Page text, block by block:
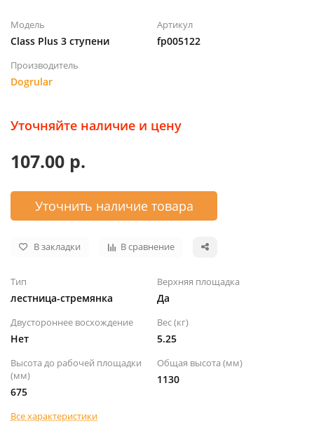
Модель
Class Plus 3 ступени
Артикул
fp005122
Производитель
Dogrular
Уточняйте наличие и цену
107.00 р.
Уточнить наличие товара
В закладки В сравнение
Тип
лестница-стремянка
Верхняя площадка
Да
Двустороннее восхождение
Нет
Вес (кг)
5.25
Высота до рабочей площадки
(мм)
675
Общая высота (мм)
1130
Все характеристики